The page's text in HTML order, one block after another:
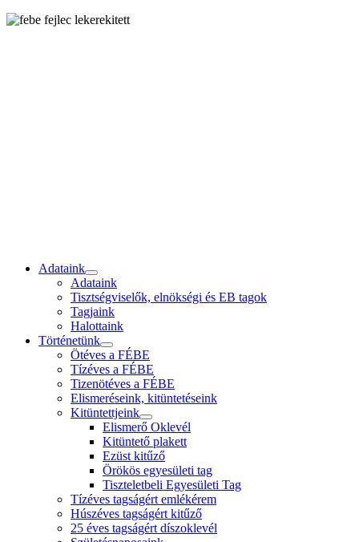
Adataink
Adataink
Tisztségviselők, elnökségi és EB tagok
Tagjaink
Halottaink
Történetünk
Ötéves a FÉBE
Tízéves a FÉBE
Tizenötéves a FÉBE
Elismeréseink, kitüntetéseink
Kitüntettjeink
Elismerő Oklevél
Kitüntető plakett
Ezüst kitűző
Örökös egyesületi tag
Tiszteletbeli Egyesületi Tag
Tízéves tagságért emlékérem
Húszéves tagságért kitűző
25 éves tagságért díszoklevél